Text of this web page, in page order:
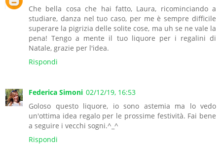
Che bella cosa che hai fatto, Laura, ricominciando a
studiare, danza nel tuo caso, per me è sempre difficile
superare la pigrizia delle solite cose, ma uh se ne vale la
pena! Tengo a mente il tuo liquore per i regalini di
Natale, grazie per l'idea.
Rispondi
Federica Simoni 02/12/19, 16:53
Goloso questo liquore, io sono astemia ma lo vedo
un'ottima idea regalo per le prossime festività. Fai bene
a seguire i vecchi sogni.^_^
Rispondi